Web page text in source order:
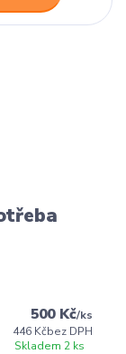
500 Kč/ks
446 Kčbez DPH
Skladem 2 ks